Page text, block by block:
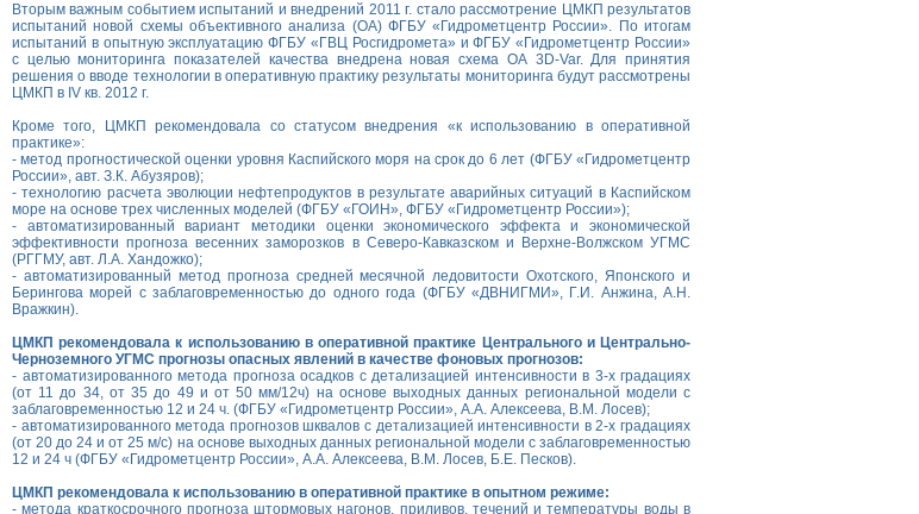
Вторым важным событием испытаний и внедрений 2011 г. стало рассмотрение ЦМКП результатов
испытаний новой схемы объективного анализа (ОА) ФГБУ «Гидрометцентр России». По итогам
испытаний в опытную эксплуатацию ФГБУ «ГВЦ Росгидромета» и ФГБУ «Гидрометцентр России»
с целью мониторинга показателей качества внедрена новая схема ОА 3D-Var. Для принятия
решения о вводе технологии в оперативную практику результаты мониторинга будут рассмотрены
ЦМКП в IV кв. 2012 г.
Кроме того, ЦМКП рекомендовала со статусом внедрения «к использованию в оперативной
практике»:
- метод прогностической оценки уровня Каспийского моря на срок до 6 лет (ФГБУ «Гидрометцентр
России», авт. З.К. Абузяров);
- технологию расчета эволюции нефтепродуктов в результате аварийных ситуаций в Каспийском
море на основе трех численных моделей (ФГБУ «ГОИН», ФГБУ «Гидрометцентр России»);
- автоматизированный вариант методики оценки экономического эффекта и экономической
эффективности прогноза весенних заморозков в Северо-Кавказском и Верхне-Волжском УГМС
(РГГМУ, авт. Л.А. Хандожко);
- автоматизированный метод прогноза средней месячной ледовитости Охотского, Японского и
Берингова морей с заблаговременностью до одного года (ФГБУ «ДВНИГМИ», Г.И. Анжина, А.Н.
Вражкин).
ЦМКП рекомендовала к использованию в оперативной практике Центрального и Центрально-
Черноземного УГМС прогнозы опасных явлений в качестве фоновых прогнозов:
- автоматизированного метода прогноза осадков с детализацией интенсивности в 3-х градациях
(от 11 до 34, от 35 до 49 и от 50 мм/12ч) на основе выходных данных региональной модели с
заблаговременностью 12 и 24 ч. (ФГБУ «Гидрометцентр России», А.А. Алексеева, В.М. Лосев);
- автоматизированного метода прогнозов шквалов с детализацией интенсивности в 2-х градациях
(от 20 до 24 и от 25 м/с) на основе выходных данных региональной модели с заблаговременностью
12 и 24 ч (ФГБУ «Гидрометцентр России», А.А. Алексеева, В.М. Лосев, Б.Е. Песков).
ЦМКП рекомендовала к использованию в оперативной практике в опытном режиме:
- метода краткосрочного прогноза штормовых нагонов, приливов, течений и температуры воды в